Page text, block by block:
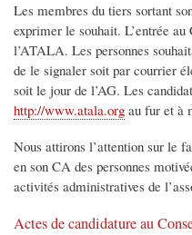
Les membres du tiers sortant
exprimer le souhait. L’entrée
l’ATALA. Les personnes
de le signaler soit par courrier
soit le jour de l’AG. Les
http://www.atala.org au fur et à
Nous attirons l’attention sur le
en son CA des personnes
activités administratives de
Actes de candidature au